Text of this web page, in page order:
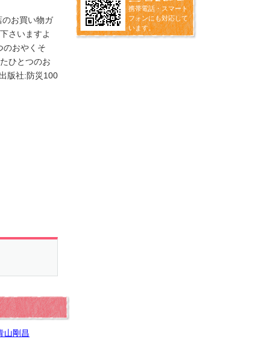
のお買い物ガ
さいますよ
のおやくそ
ひとつのお
版社:防災100
山剛昌
携帯電話・スマート
フォンにも対応して
います。